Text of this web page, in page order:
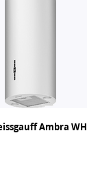
Ambra WH